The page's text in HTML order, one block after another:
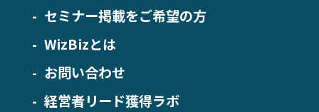
セミナー掲載をご希望の方
WizBizとは
お問い合わせ
経営者リード獲得ラボ